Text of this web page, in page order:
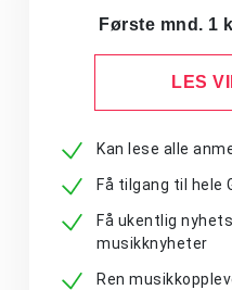
Første mnd. 1
LES
Kan lese alle
Få tilgang til hele
Få ukentlig
musikknyheter
Ren